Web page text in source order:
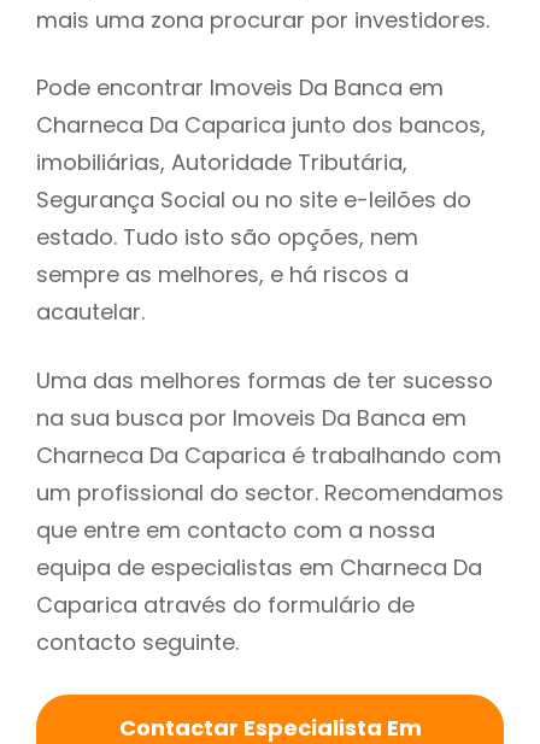
mais uma zona procurar por investidores.
Pode encontrar Imoveis Da Banca em
Charneca Da Caparica junto dos bancos,
imobiliárias, Autoridade Tributária,
Segurança Social ou no site e-leilões do
estado. Tudo isto são opções, nem
sempre as melhores, e há riscos a
acautelar.
Uma das melhores formas de ter sucesso
na sua busca por Imoveis Da Banca em
Charneca Da Caparica é trabalhando com
um profissional do sector. Recomendamos
que entre em contacto com a nossa
equipa de especialistas em Charneca Da
Caparica através do formulário de
contacto seguinte.
Contactar Especialista Em